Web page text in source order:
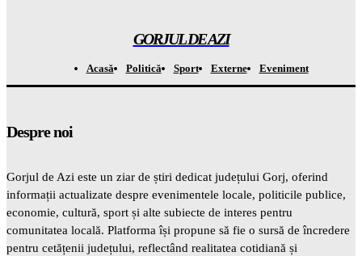
GORJUL DE AZI
Acasă Politică Sport Externe Eveniment
Despre noi
Gorjul de Azi este un ziar de știri dedicat județului Gorj, oferind
informații actualizate despre evenimentele locale, politicile publice,
economie, cultură, sport și alte subiecte de interes pentru
comunitatea locală. Platforma își propune să fie o sursă de încredere
pentru cetățenii județului, reflectând realitatea cotidiană și